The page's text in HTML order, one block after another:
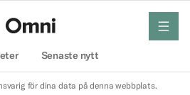
Senaste nytt
meny
för dina data på denna webbplats.